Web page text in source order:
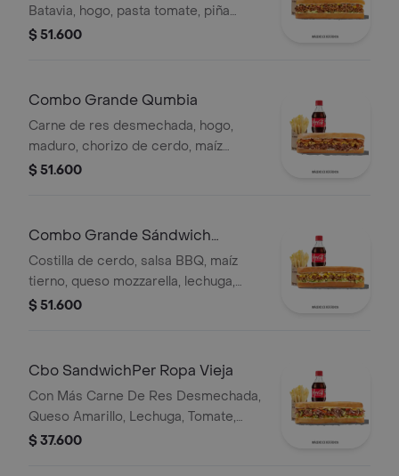
Batavia, hogo, pasta tomate, piña
calada asada, cebolla blanca y
$ 51.600
Combo Grande Qumbia
Carne de res desmechada, hogo,
maduro, chorizo de cerdo, maíz
tierno, salsa Qbano, papas y bebida.
$ 51.600
Combo Grande Sándwich
Costilla
Costilla de cerdo, salsa BBQ, maíz
tierno, queso mozzarella, lechuga,
salsa Qbano, acompañamiento y
$ 51.600
Cbo SandwichPer Ropa Vieja
Con Más Carne De Res Desmechada,
Queso Amarillo, Lechuga, Tomate,
Pimentón, Apio, Mostaza, Salsa Bbq,
$ 37.600